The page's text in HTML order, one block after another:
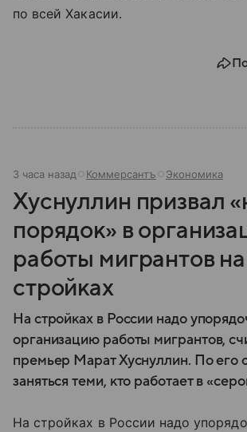
по всей Хакасии.
3 часа назад Коммерсантъ Экономика
Хуснуллин призвал
порядок» в
работы мигрантов на
стройках
На стройках в России надо
организацию работы мигрантов,
премьер Марат Хуснуллин. По его
заняться теми, кто работает в
На стройках в России надо